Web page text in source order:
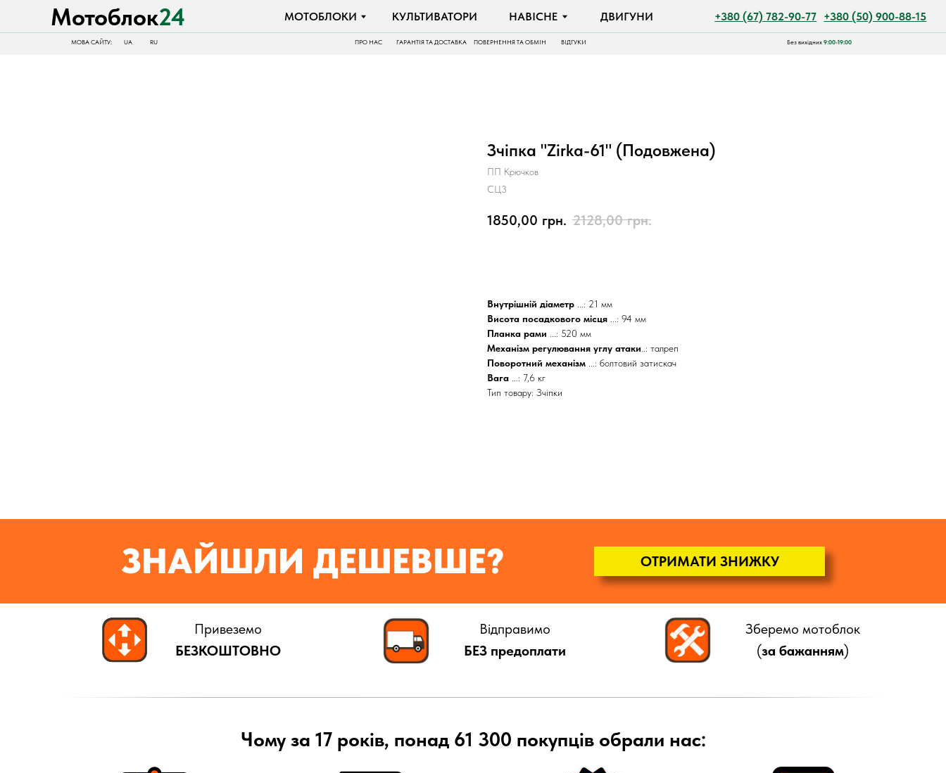
Мотоблок24 +380 (67) 782-90-77 +380 (50) 900-88-15
МОТОБЛОКИ КУЛЬТИВАТОРИ НАВІСНЕ ДВИГУНИ
Зчіпка "Zirka-61" (Подовжена)
ПП Крючков
СЦ3
1850,00 грн. 2128,00 грн.
Внутрішній діаметр
...: 21 мм
Висота посадкового місця
...: 94 мм
Планка рами
...: 520 мм
Механізм регулювання углу атаки ..: талреп
Поворотний механізм ...: болтовий затискач
Вага ...: 7,6 кг
Тип товару: Зчіпки
ЗНАЙШЛИ ДЕШЕВШЕ? ОТРИМАТИ ЗНИЖКУ
Відправимо
БЕЗ предоплати
Привеземо
БЕЗКОШТОВНО
Зберемо мотоблок
(за бажанням)
Чому за 17 років, понад 61 300 покупців обрали нас: